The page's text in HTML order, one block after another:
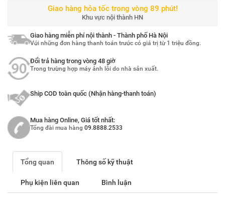
Giao hàng hỏa tốc trong vòng 89 phút!
Khu vực nội thành HN
Giao hàng miễn phí nội thành - Thành phố Hà Nội
Với những đơn hàng thanh toán trước có giá trị từ 1 triệu đồng.
Đổi trả hàng trong vòng 48 giờ
Trong trường hợp máy ảnh lỗi do nhà sản xuất.
Ship COD toàn quốc (Nhận hàng-thanh toán)
Mua hàng Online, Giá tốt nhất:
Tổng đài mua hàng 09.8888.2533
Tổng quan Thông số kỹ thuật
Phụ kiện liên quan Bình luận